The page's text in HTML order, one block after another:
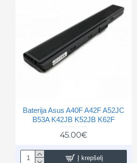
Baterija Asus A40F A42F A52JC
B53A K42JB K52JB K62F
45.00€
Į krepšelį